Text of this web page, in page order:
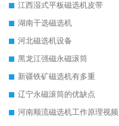
江西湿式平板磁选机皮带
湖南干选磁选机
河北磁选机设备
黑龙江强磁永磁滚筒
新疆铁矿磁选机有多重
辽宁永磁滚筒的优缺点
河南顺流磁选机工作原理视频